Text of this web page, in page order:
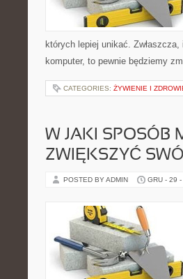
których lepiej unikać.
komputer, to pewnie będziemy
CATEGORIES: ŻYWIENIE I
W JAKI SPOSÓB
ZWIĘKSZYĆ
POSTED BY ADMIN GRU - 29